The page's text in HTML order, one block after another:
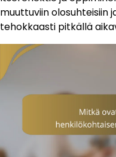
muuttuviin olosuhteisiin
tehokkaasti pitkällä